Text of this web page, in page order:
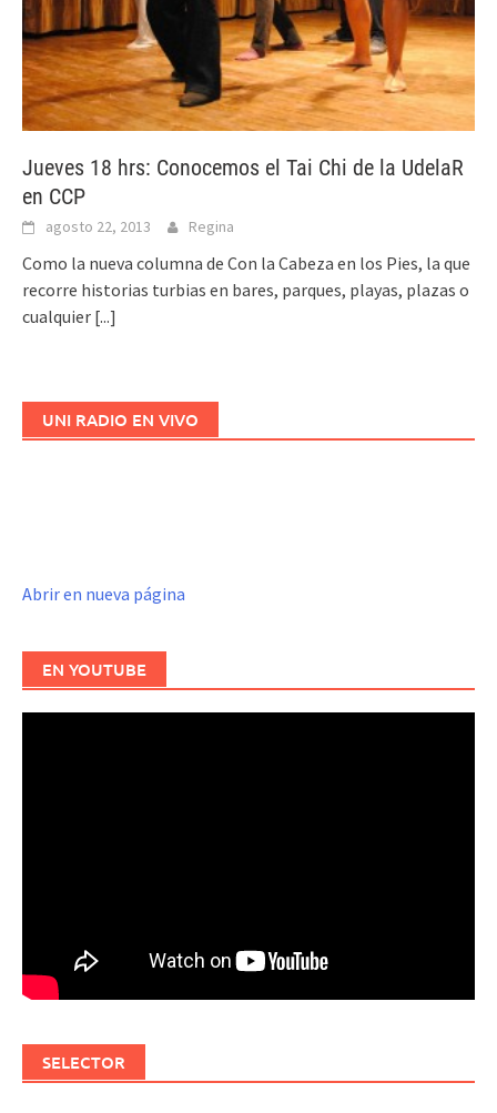
Jueves 18 hrs: Conocemos el Tai Chi de la UdelaR
en CCP
agosto 22, 2013 Regina
Como la nueva columna de Con la Cabeza en los Pies, la que
recorre historias turbias en bares, parques, playas, plazas o
cualquier [...]
UNI RADIO EN VIVO
Abrir en nueva página
EN YOUTUBE
SELECTOR